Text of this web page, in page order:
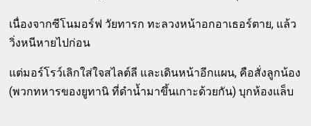
เนื่องจากซีโนมอร์ฟ วัยทารก ทะลวงหน้าอกอาเธอร์ตาย, แล้ว
วิ่งหนีหายไปก่อน
แต่มอร์โรว์เลิกใส่ใจสไลต์ลี และเดินหน้าอีกแผน, คือสั่งลูกน้อง
(พวกทหารของยูทานิ ที่ดำน้ำมาขึ้นเกาะด้วยกัน) บุกห้องแล็บ